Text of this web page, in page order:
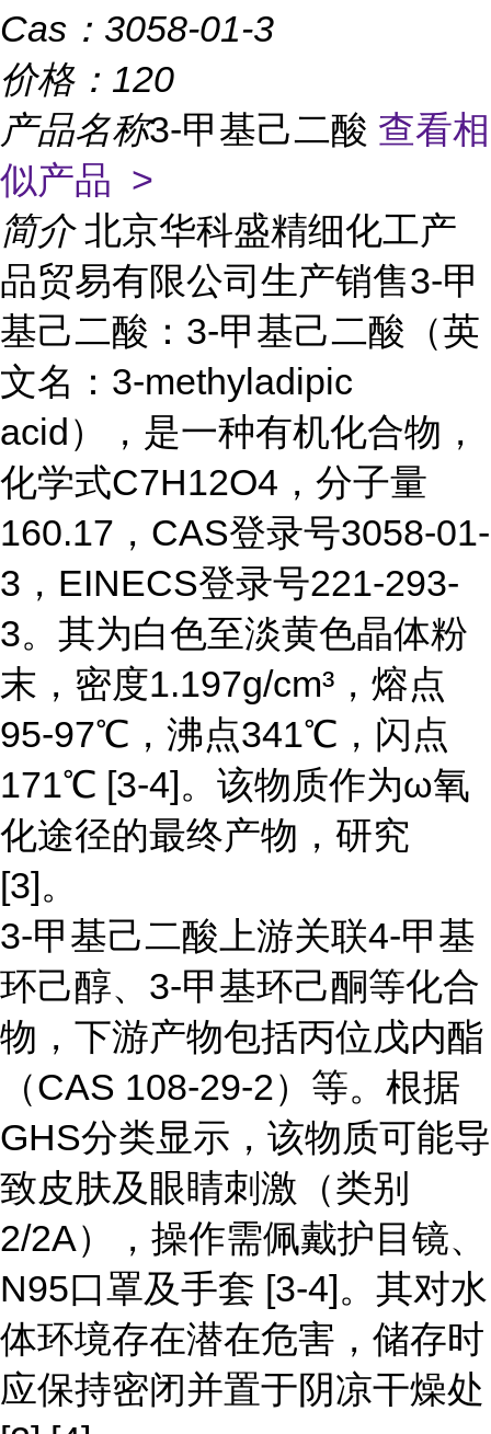
Cas： 3058-01-3
价格： 120
产品名称3-甲基己二酸 查看相
似产品 >
简介 北京华科盛精细化工产
品贸易有限公司生产销售3-甲
基己二酸：3-甲基己二酸（英
文名：3-methyladipic
acid），是一种有机化合物，
化学式C7H12O4，分子量
160.17，CAS登录号3058-01-
3，EINECS登录号221-293-
3。其为白色至淡黄色晶体粉
末，密度1.197g/cm³，熔点
95-97℃，沸点341℃，闪点
171℃ [3-4]。该物质作为ω氧
化途径的最终产物，研究
[3]。
3-甲基己二酸上游关联4-甲基
环己醇、3-甲基环己酮等化合
物，下游产物包括丙位戊内酯
（CAS 108-29-2）等。根据
GHS分类显示，该物质可能导
致皮肤及眼睛刺激（类别
2/2A），操作需佩戴护目镜、
N95口罩及手套 [3-4]。其对水
体环境存在潜在危害，储存时
应保持密闭并置于阴凉干燥处